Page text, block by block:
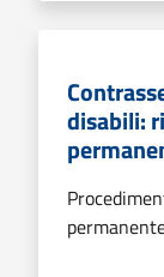
disabili: